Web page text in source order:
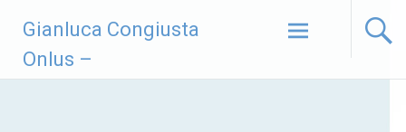
contenuto
Gianluca Congiusta
Onlus –